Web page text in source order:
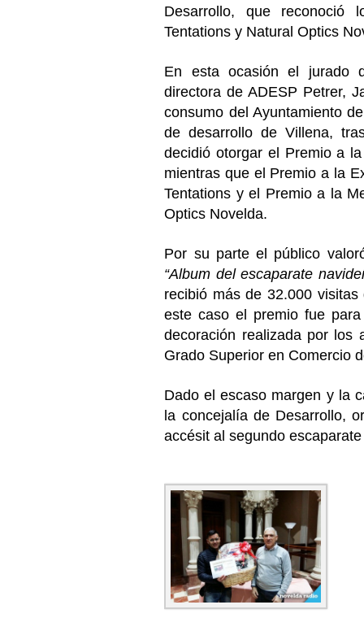
Desarrollo, que reconoció
Tentations y Natural Optics
En esta ocasión el jurado
directora de ADESP Petrer,
consumo del Ayuntamiento
de desarrollo de Villena,
decidió otorgar el Premio a
mientras que el Premio a la
Tentations y el Premio a la
Optics Novelda.
Por su parte el público
“Album del escaparate
recibió más de 32.000
este caso el premio fue
decoración realizada por los
Grado Superior en Comercio
Dado el escaso margen y la
la concejalía de Desarrollo,
accésit al segundo